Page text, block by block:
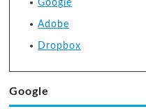
Google
Adobe
Dropbox
Google